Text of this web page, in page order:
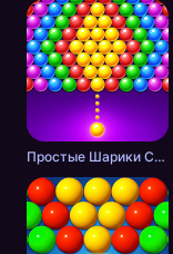
Простые Шарики Стрелялки